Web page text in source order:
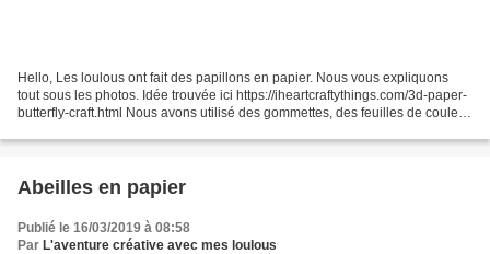
Hello, Les loulous ont fait des papillons en papier. Nous vous expliquons
tout sous les photos. Idée trouvée ici https://iheartcraftythings.com/3d-paper-
butterfly-craft.html Nous avons utilisé des gommettes, des feuilles de couleur
Abeilles en papier
Publié le 16/03/2019 à 08:58
Par L'aventure créative avec mes loulous